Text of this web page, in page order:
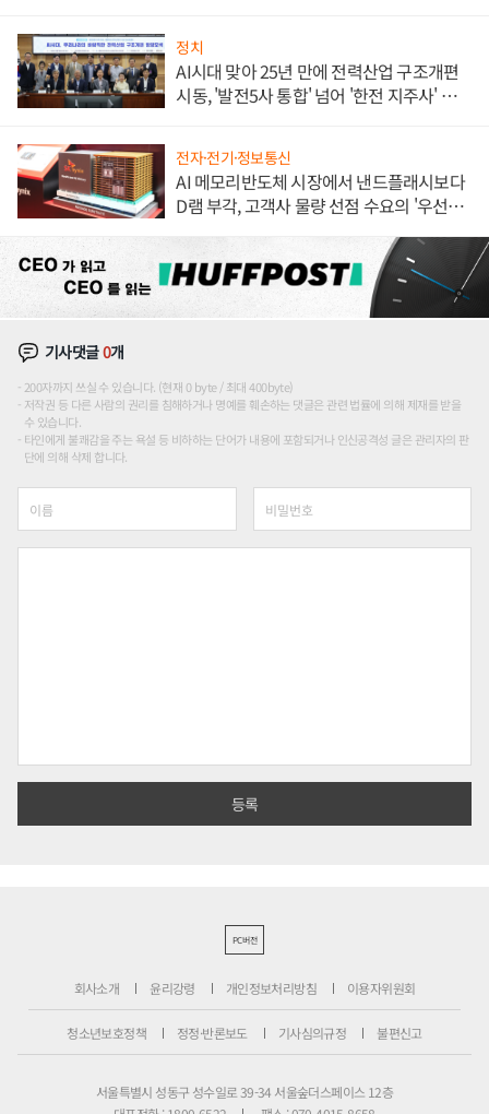
정치
AI시대 맞아 25년 만에 전력산업 구조개편
시동, '발전5사 통합' 넘어 '한전 지주사' 재편
전자·전기·정보통신
AI 메모리반도체 시장에서 낸드플래시보다
D램 부각, 고객사 물량 선점 수요의 '우선순
기사댓글0개
200자까지 쓰실 수 있습니다. (현재 0 byte / 최대 400byte)
저작권 등 다른 사람의 권리를 침해하거나 명예를 훼손하는 댓글은 관련 법률에 의해 제재를 받을
수 있습니다.
타인에게 불쾌감을 주는 욕설 등 비하하는 단어가 내용에 포함되거나 인신공격성 글은 관리자의 판
단에 의해 삭제 합니다.
PC버전
회사소개 윤리강령 개인정보처리방침 이용자위원회
청소년보호정책 정정·반론보도 기사심의규정 불편신고
서울특별시 성동구 성수일로 39-34 서울숲더스페이스 12층